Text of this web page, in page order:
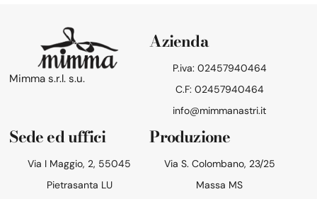
Mimma s.r.l. s.u.
Azienda
P.iva: 02457940464
C.F: 02457940464
info@mimmanastri.it
Sede ed uffici
Via I Maggio, 2, 55045
Pietrasanta LU
Produzione
Via S. Colombano, 23/25
Massa MS